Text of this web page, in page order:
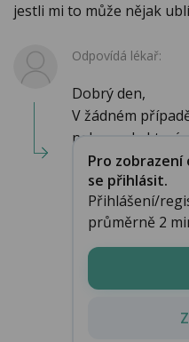
jestli mi to může nějak
Odpovídá lékař:
Dobrý den,
V žádném
nebo zvyk,
Pro
se přihlásit.
Přihlášení/
průměrně 2